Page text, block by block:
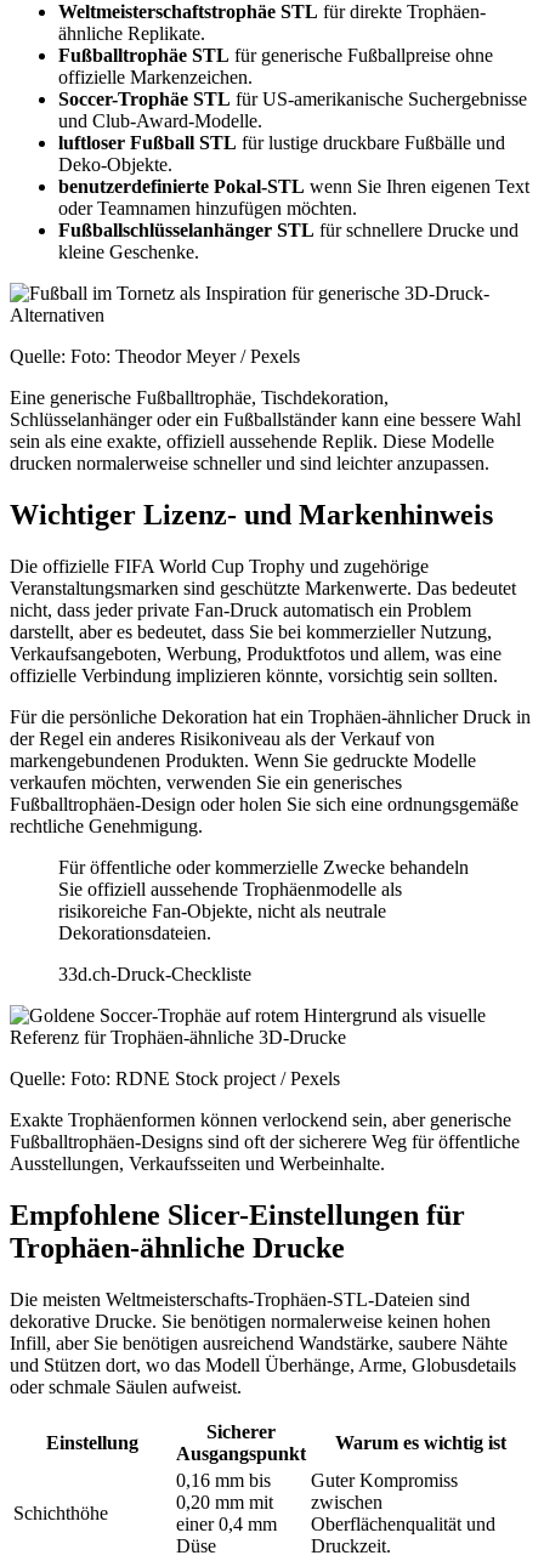
Weltmeisterschaftstrophäe STL für direkte Trophäen-
ähnliche Replikate.
Fußballtrophäe STL für generische Fußballpreise ohne
offizielle Markenzeichen.
Soccer-Trophäe STL für US-amerikanische Suchergebnisse
und Club-Award-Modelle.
luftloser Fußball STL für lustige druckbare Fußbälle und
Deko-Objekte.
benutzerdefinierte Pokal-STL wenn Sie Ihren eigenen Text
oder Teamnamen hinzufügen möchten.
Fußballschlüsselanhänger STL für schnellere Drucke und
kleine Geschenke.
Quelle: Foto: Theodor Meyer / Pexels
Eine generische Fußballtrophäe, Tischdekoration,
Schlüsselanhänger oder ein Fußballständer kann eine bessere Wahl
sein als eine exakte, offiziell aussehende Replik. Diese Modelle
drucken normalerweise schneller und sind leichter anzupassen.
Wichtiger Lizenz- und Markenhinweis
Die offizielle FIFA World Cup Trophy und zugehörige
Veranstaltungsmarken sind geschützte Markenwerte. Das bedeutet
nicht, dass jeder private Fan-Druck automatisch ein Problem
darstellt, aber es bedeutet, dass Sie bei kommerzieller Nutzung,
Verkaufsangeboten, Werbung, Produktfotos und allem, was eine
offizielle Verbindung implizieren könnte, vorsichtig sein sollten.
Für die persönliche Dekoration hat ein Trophäen-ähnlicher Druck in
der Regel ein anderes Risikoniveau als der Verkauf von
markengebundenen Produkten. Wenn Sie gedruckte Modelle
verkaufen möchten, verwenden Sie ein generisches
Fußballtrophäen-Design oder holen Sie sich eine ordnungsgemäße
rechtliche Genehmigung.
Für öffentliche oder kommerzielle Zwecke behandeln
Sie offiziell aussehende Trophäenmodelle als
risikoreiche Fan-Objekte, nicht als neutrale
Dekorationsdateien.
33d.ch-Druck-Checkliste
Quelle: Foto: RDNE Stock project / Pexels
Exakte Trophäenformen können verlockend sein, aber generische
Fußballtrophäen-Designs sind oft der sicherere Weg für öffentliche
Ausstellungen, Verkaufsseiten und Werbeinhalte.
Empfohlene Slicer-Einstellungen für
Trophäen-ähnliche Drucke
Die meisten Weltmeisterschafts-Trophäen-STL-Dateien sind
dekorative Drucke. Sie benötigen normalerweise keinen hohen
Infill, aber Sie benötigen ausreichend Wandstärke, saubere Nähte
und Stützen dort, wo das Modell Überhänge, Arme, Globusdetails
oder schmale Säulen aufweist.
Einstellung
Sicherer
Ausgangspunkt
Warum es wichtig ist
Schichthöhe
0,16 mm bis
0,20 mm mit
einer 0,4 mm
Düse
Guter Kompromiss
zwischen
Oberflächenqualität und
Druckzeit.